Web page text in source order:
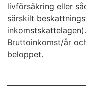
livförsäkring eller
särskilt
Bruttoinkomst/år
beloppet.